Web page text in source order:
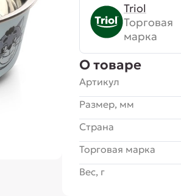
Triol
Торговая
марка
О товаре
Артикул
Размер, мм
Страна
Торговая марка
Вес, г